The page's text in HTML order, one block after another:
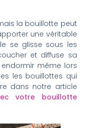
la bouillotte peut
une véritable
se glisse sous les
et diffuse sa
même lors
les bouillottes qui
dans notre article
votre bouillotte